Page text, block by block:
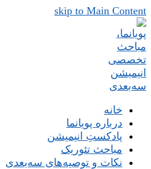
skip to Main Content
خانه
درباره پویانما
پادکستِ انیمیشن
مباحث تئوریک
نکات و توصیه‌های‌ سه‌بعدی